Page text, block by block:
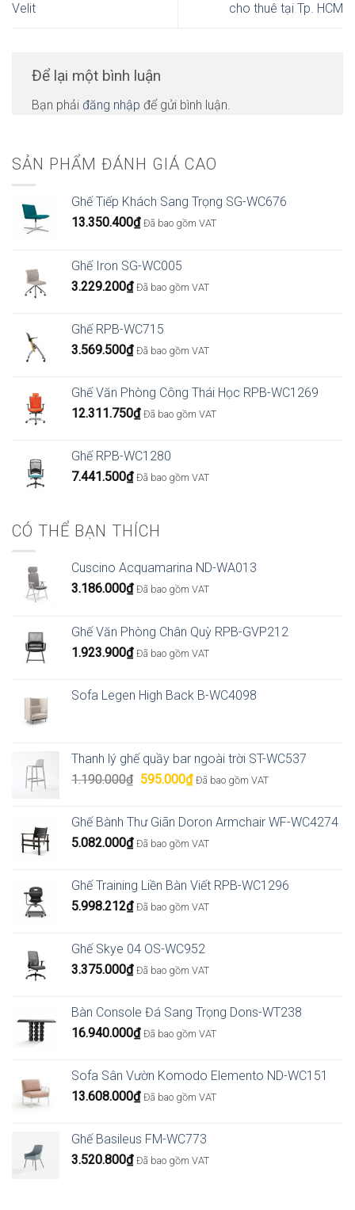
SẢN PHẨM ĐÁNH GIÁ CAO
Ghế Tiếp Khách Sang Trọng SG-WC676
13.350.400₫ Đã bao gồm VAT
Ghế Iron SG-WC005
3.229.200₫ Đã bao gồm VAT
Ghế RPB-WC715
3.569.500₫ Đã bao gồm VAT
Ghế Văn Phòng Công Thái Học RPB-WC1269
12.311.750₫ Đã bao gồm VAT
Ghế RPB-WC1280
7.441.500₫ Đã bao gồm VAT
CÓ THỂ BẠN THÍCH
Cuscino Acquamarina ND-WA013
3.186.000₫ Đã bao gồm VAT
Ghế Văn Phòng Chân Quỳ RPB-GVP212
1.923.900₫ Đã bao gồm VAT
Sofa Legen High Back B-WC4098
Thanh lý ghế quầy bar ngoài trời ST-WC537
1.190.000₫ Giá
1.190.000₫.
595.000₫Giá
là:
595.000₫.
Đã bao gồm VAT
Ghế Bành Thư Giãn Doron Armchair WF-WC4274
5.082.000₫ Đã bao gồm VAT
Ghế Training Liền Bàn Viết RPB-WC1296
5.998.212₫ Đã bao gồm VAT
Ghế Skye 04 OS-WC952
3.375.000₫ Đã bao gồm VAT
Bàn Console Đá Sang Trọng Dons-WT238
16.940.000₫ Đã bao gồm VAT
Sofa Sân Vườn Komodo Elemento ND-WC151
13.608.000₫ Đã bao gồm VAT
Ghế Basileus FM-WC773
3.520.800₫ Đã bao gồm VAT
Velit
cho thuê tại Tp. HCM
Để lại một bình luận
Bạn phải đăng nhập để gửi bình luận.